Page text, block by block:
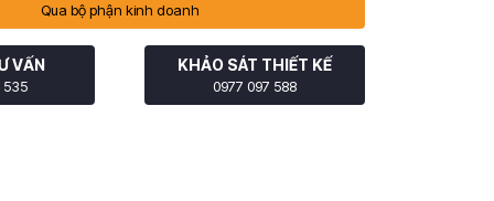
Qua bộ phận kinh doanh
VẤN
535
KHẢO SÁT THIẾT KẾ
0977 097 588